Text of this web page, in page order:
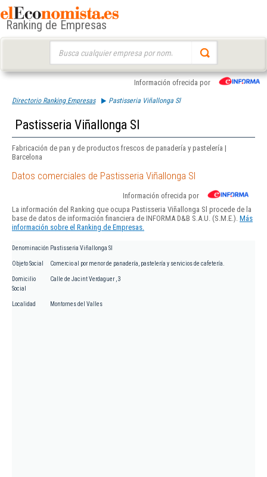
Ranking de Empresas
Información ofrecida por
Directorio Ranking Empresas Pastisseria Viñallonga Sl
Pastisseria Viñallonga Sl
Fabricación de pan y de productos frescos de panadería y pastelería |
Barcelona
Datos comerciales de Pastisseria Viñallonga Sl
Información ofrecida por
La información del Ranking que ocupa Pastisseria Viñallonga Sl procede de la
base de datos de información financiera de INFORMA D&B S.A.U. (S.M.E.). Más
información sobre el Ranking de Empresas.
Denominación Pastisseria Viñallonga Sl
Objeto Social Comercio al por menor de panadería, pastelería y servicios de cafetería.
Domicilio
Social
Calle de Jacint Verdaguer , 3
Localidad Montornes del Valles